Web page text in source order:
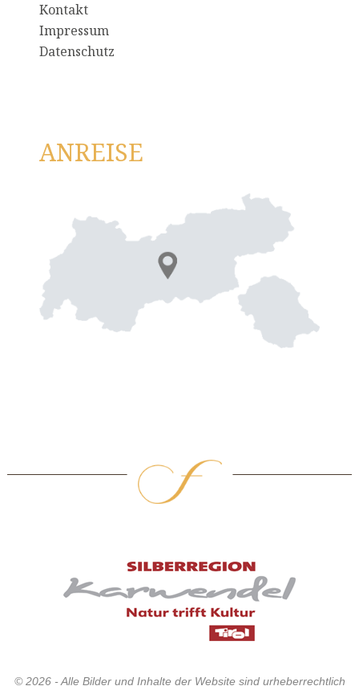
Kontakt
Impressum
Datenschutz
ANREISE
© 2026 - Alle Bilder und Inhalte der Website sind urheberrechtlich